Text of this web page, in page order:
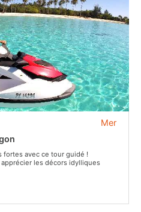
Mer
fortes avec ce tour guidé !
les décors idylliques